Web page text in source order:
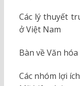
Các lý thuyết
ở Việt Nam
Bàn về Văn
Các nhóm lợi